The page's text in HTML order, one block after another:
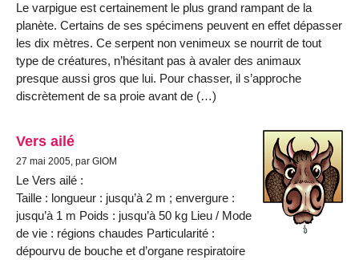
Le varpigue est certainement le plus grand rampant de la
planète. Certains de ses spécimens peuvent en effet dépasser
les dix mètres. Ce serpent non venimeux se nourrit de tout
type de créatures, n’hésitant pas à avaler des animaux
presque aussi gros que lui. Pour chasser, il s’approche
discrètement de sa proie avant de (…)
Vers ailé
27 mai 2005, par GIOM
Le Vers ailé :
Taille : longueur : jusqu’à 2 m ; envergure :
jusqu’à 1 m Poids : jusqu’à 50 kg Lieu / Mode
de vie : régions chaudes Particularité :
dépourvu de bouche et d’organe respiratoire